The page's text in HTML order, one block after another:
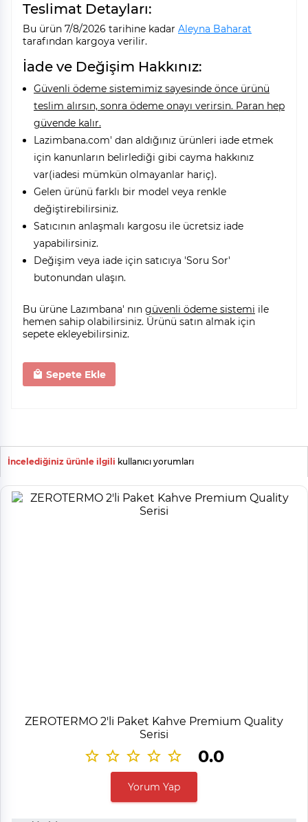
Teslimat Detayları:
Bu ürün 7/8/2026 tarihine kadar Aleyna Baharat
tarafından kargoya verilir.
İade ve Değişim Hakkınız:
Güvenli ödeme sistemimiz sayesinde önce ürünü
teslim alırsın, sonra ödeme onayı verirsin. Paran hep
güvende kalır.
Lazimbana.com' dan aldığınız ürünleri iade etmek
için kanunların belirlediği gibi cayma hakkınız
var(iadesi mümkün olmayanlar hariç).
Gelen ürünü farklı bir model veya renkle
değiştirebilirsiniz.
Satıcının anlaşmalı kargosu ile ücretsiz iade
yapabilirsiniz.
Değişim veya iade için satıcıya 'Soru Sor'
butonundan ulaşın.
Bu ürüne Lazımbana' nın güvenli ödeme sistemi ile
hemen sahip olabilirsiniz. Ürünü satın almak için
sepete ekleyebilirsiniz.
Sepete Ekle
İncelediğiniz ürünle ilgili kullanıcı yorumları
ZEROTERMO 2'li Paket Kahve Premium Quality
Serisi
0.0
Yorum Yap